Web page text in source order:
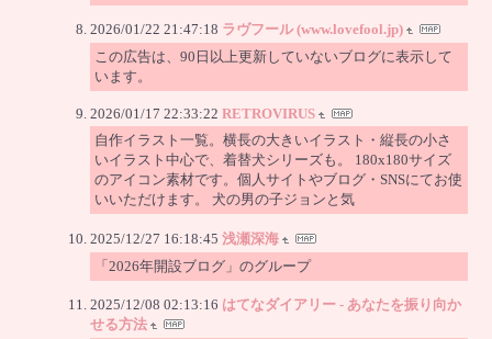
2026/01/22 21:47:18 ラヴフール (www.lovefool.jp)
この広告は、90日以上更新していないブログに表示して
います。
2026/01/17 22:33:22 RETROVIRUS
自作イラスト一覧。横長の大きいイラスト・縦長の小さ
いイラスト中心で、着替犬シリーズも。 180x180サイズ
のアイコン素材です。個人サイトやブログ・SNSにてお使
いいただけます。 犬の男の子ジョンと気
2025/12/27 16:18:45 浅瀬深海
「2026年開設ブログ」のグループ
2025/12/08 02:13:16 はてなダイアリー - あなたを振り向か
せる方法